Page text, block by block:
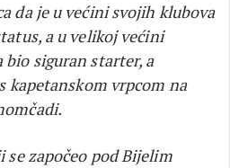
da je u većini svojih klubova
a u velikoj većini
siguran starter, a
kapetanskom vrpcom na
započeo pod Bijelim